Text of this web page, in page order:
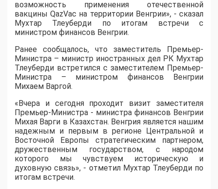
возможность применения отечественной
вакцины QazVac на территории Венгрии», - сказал
Мухтар Тлеуберди по итогам встречи с
министром финансов Венгрии.
Ранее сообщалось, что заместитель Премьер-
Министра – министр иностранных дел РК Мухтар
Тлеуберди встретился с заместителем Премьер-
Министра – министром финансов Венгрии
Михаем Варгой.
«Вчера и сегодня проходит визит заместителя
Премьер-Министра - министра финансов Венгрии
Михая Варги в Казахстан. Венгрия является нашим
надежным и первым в регионе Центральной и
Восточной Европы стратегическим партнером,
дружественным государством, с народом
которого мы чувствуем историческую и
духовную связь», - отметил Мухтар Тлеуберди по
итогам встречи.